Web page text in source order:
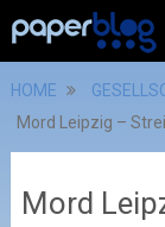
HOME
Mord Leipzig –
Mord